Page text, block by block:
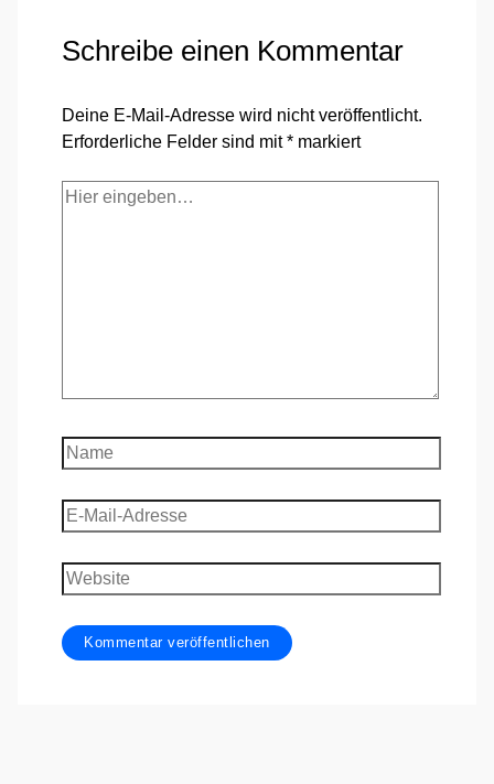
Schreibe einen Kommentar
Deine E-Mail-Adresse wird nicht veröffentlicht.
Erforderliche Felder sind mit* markiert
Hier
Name
E-
Mail-
Adresse
Website